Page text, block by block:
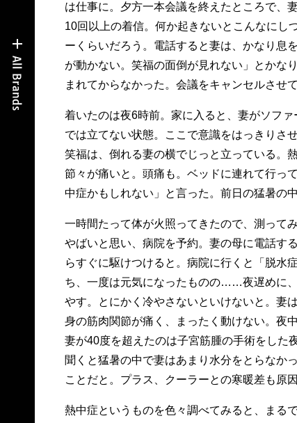
は仕事に。夕方一本会議を終えたところで、
10回以上の着信。何か起きないとこんなにし
ーくらいだろう。電話すると妻は、かなり息
が動かない。笑福の面倒が見れない」とかな
まれてからなかった。会議をキャンセルさせ
着いたのは夜6時前。家に入ると、妻がソフ
では立てない状態。ここで意識をはっきりさ
笑福は、倒れる妻の横でじっと立っている。
節々が痛いと。頭痛も。ベッドに連れて行っ
中症かもしれない」と言った。前日の猛暑の
一時間たって体が火照ってきたので、測って
やばいと思い、病院を予約。妻の母に電話す
らすぐに駆けつけると。病院に行くと「脱水
ち、一度は元気になったものの……夜遅めに
やす。とにかく冷やさないといけないと。妻
身の筋肉関節が痛く、まったく動けない。夜
妻が40度を超えたのは子宮筋腫の手術をした
聞くと猛暑の中で妻はあまり水分をとらなか
ことだと。プラス、クーラーとの寒暖差も原因
熱中症というものを色々調べてみると、まる